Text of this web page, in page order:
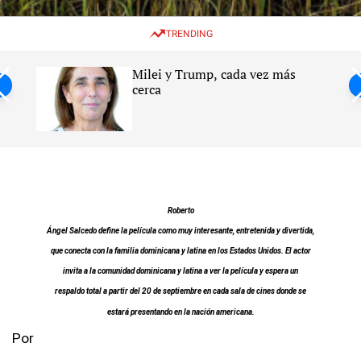
w
c
e
e
TRENDING
Milei y Trump, cada vez más
cerca
Roberto
Ángel Salcedo define la película como muy interesante, entretenida y divertida,
que conecta con la familia dominicana y latina en los Estados Unidos. El actor
invita a la comunidad dominicana y latina a ver la película y espera un
respaldo total a partir del 20 de septiembre en cada sala de cines donde se
estará presentando en la nación americana.
Por